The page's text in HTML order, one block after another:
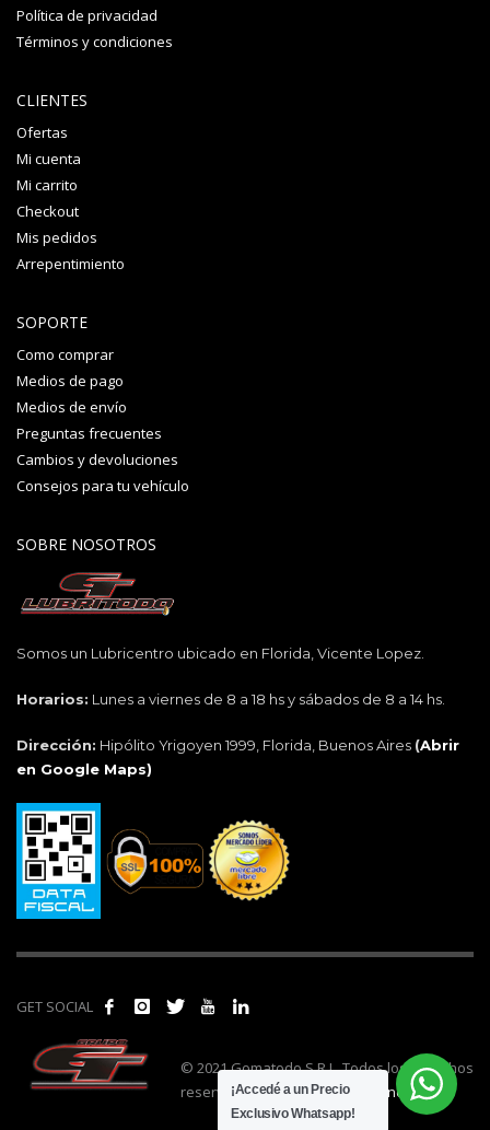
Política de privacidad
Términos y condiciones
CLIENTES
Ofertas
Mi cuenta
Mi carrito
Checkout
Mis pedidos
Arrepentimiento
SOPORTE
Como comprar
Medios de pago
Medios de envío
Preguntas frecuentes
Cambios y devoluciones
Consejos para tu vehículo
SOBRE NOSOTROS
Somos un Lubricentro ubicado en Florida, Vicente Lopez.
Horarios: Lunes a viernes de 8 a 18 hs y sábados de 8 a 14 hs.
Dirección: Hipólito Yrigoyen 1999, Florida, Buenos Aires (Abrir
en Google Maps)
GET SOCIAL
© 2021 Gomatodo S.R.L. Todos los derechos
reservados. | Realizado por
cónclave.
¡Accedé a un Precio
Exclusivo Whatsapp!